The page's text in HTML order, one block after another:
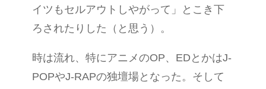
イツもセルアウトしやがって」とこき下
ろされたりした（と思う）。
時は流れ、特にアニメのOP、EDとかはJ-
POPやJ-RAPの独壇場となった。そして